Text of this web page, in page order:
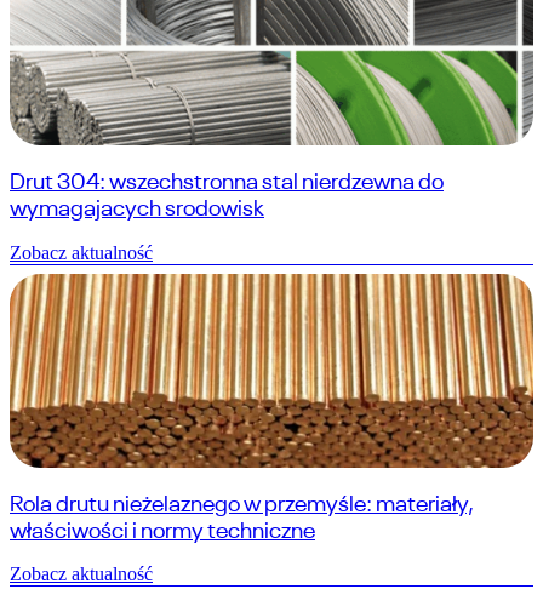
Drut 304: wszechstronna stal nierdzewna do
wymagajacych srodowisk
Zobacz aktualność
Rola drutu nieżelaznego w przemyśle: materiały,
właściwości i normy techniczne
Zobacz aktualność